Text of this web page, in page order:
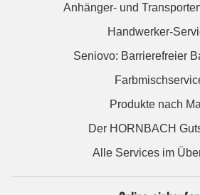
Anhänger- und
Handwerker-
Seniovo: Barrierefreier
Produkte nach
Der HORNBACH
Alle Services im